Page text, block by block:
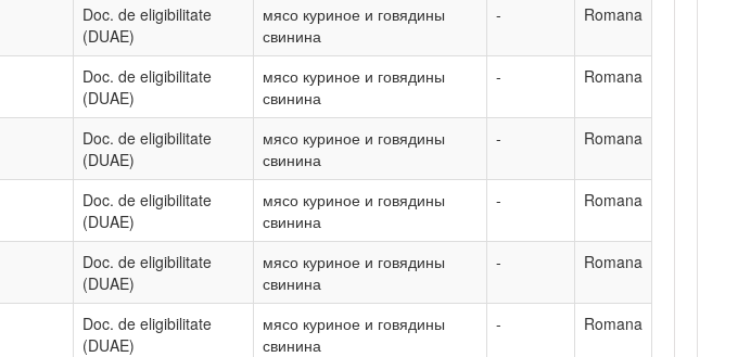
Doc. de eligibilitate
(DUAE)
мясо куриное и говядины
свинина
- Romana
Doc. de eligibilitate
(DUAE)
мясо куриное и говядины
свинина
- Romana
Doc. de eligibilitate
(DUAE)
мясо куриное и говядины
свинина
- Romana
Doc. de eligibilitate
(DUAE)
мясо куриное и говядины
свинина
- Romana
Doc. de eligibilitate
(DUAE)
мясо куриное и говядины
свинина
- Romana
Doc. de eligibilitate
(DUAE)
мясо куриное и говядины
свинина
- Romana